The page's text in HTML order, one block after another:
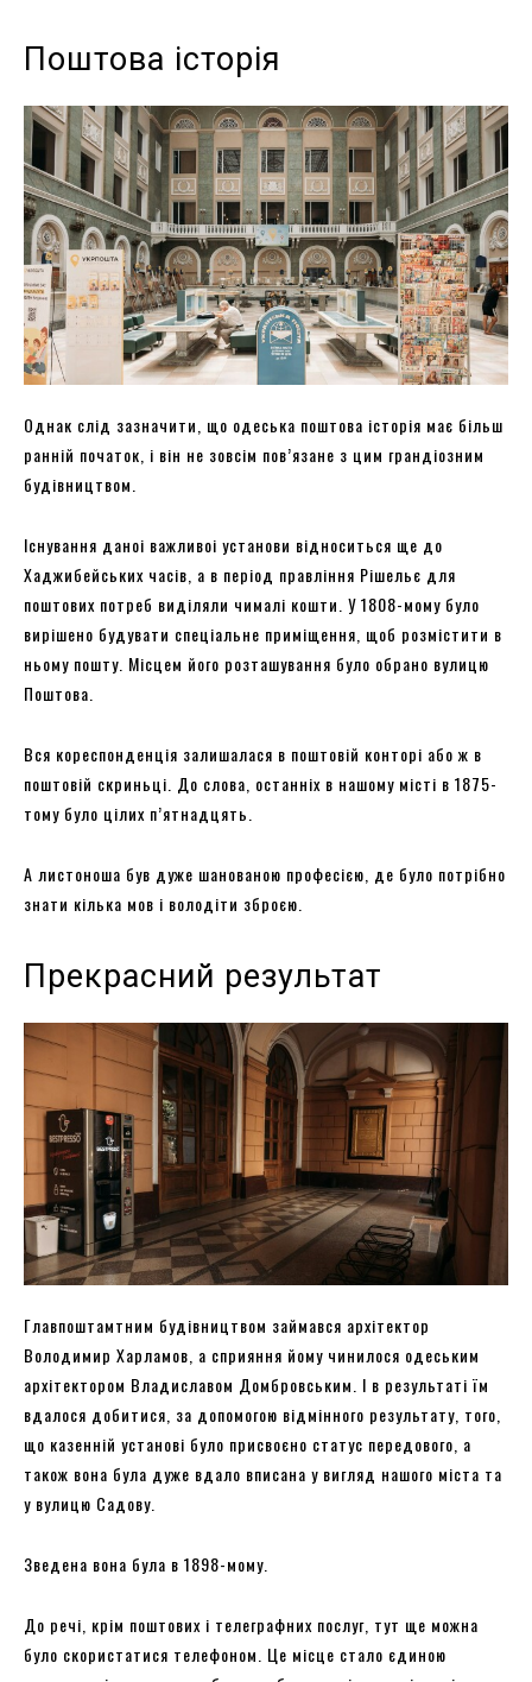
Поштова історія
Однак слід зазначити, що одеська поштова історія має більш
ранній початок, і він не зовсім пов’язане з цим грандіозним
будівництвом.
Існування даноі важливоі установи відноситься ще до
Хаджибейських часів, а в період правління Рішельє для
поштових потреб виділяли чималі кошти. У 1808-мому було
вирішено будувати спеціальне приміщення, щоб розмістити в
ньому пошту. Місцем його розташування було обрано вулицю
Поштова.
Вся кореспонденція залишалася в поштовій конторі або ж в
поштовій скриньці. До слова, останніх в нашому місті в 1875-
тому було цілих п’ятнадцять.
А листоноша був дуже шанованою професією, де було потрібно
знати кілька мов і володіти зброєю.
Прекрасний результат
Главпоштамтним будівництвом займався архітектор
Володимир Харламов, а сприяння йому чинилося одеським
архітектором Владиславом Домбровським. І в результаті їм
вдалося добитися, за допомогою відмінного результату, того,
що казенній установі було присвоєно статус передового, а
також вона була дуже вдало вписана у вигляд нашого міста та
у вулицю Садову.
Зведена вона була в 1898-мому.
До речі, крім поштових і телеграфних послуг, тут ще можна
було скористатися телефоном. Це місце стало єдиною